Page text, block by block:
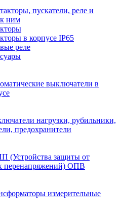
пускатели, реле и
к ним
в корпусе IP65
реле
выключатели в
нагрузки, рубильники,
предохранители
(Устройства защиты от
перенапряжений) ОПВ
измерительные